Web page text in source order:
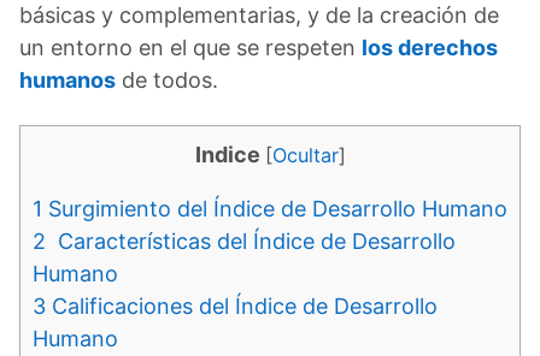
básicas y complementarias, y de la creación de
un entorno en el que se respeten los derechos
humanos de todos.
Indice [Ocultar]
1 Surgimiento del Índice de Desarrollo Humano
2 Características del Índice de Desarrollo
Humano
3 Calificaciones del Índice de Desarrollo
Humano